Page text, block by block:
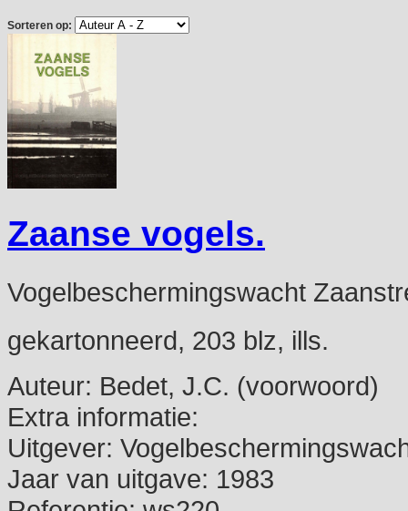
Sorteren op:
Zaanse vogels.
Vogelbeschermingswacht
gekartonneerd, 203 blz, ills.
Auteur: Bedet, J.C. (voorwoord)
Extra informatie:
Uitgever:
Jaar van uitgave: 1983